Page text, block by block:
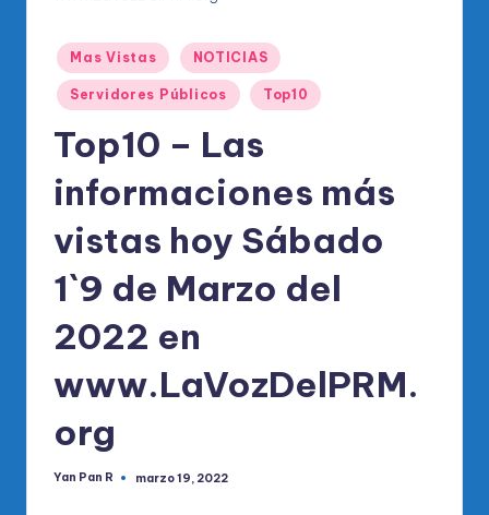
O
al
el
M
Publicado
en
Mas Vistas NOTICIAS
Servidores Públicos Top10
Top10 – Las
informaciones más
vistas hoy Sábado
1`9 de Marzo del
2022 en
www.LaVozDelPRM.
org
Publicado
Yan Pan R marzo 19, 2022